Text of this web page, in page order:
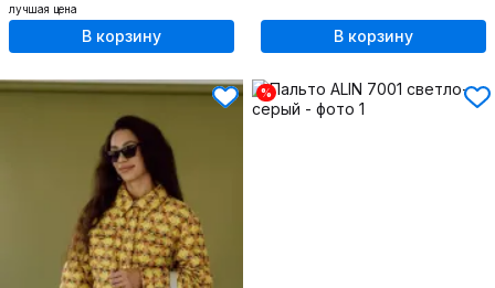
лучшая цена
В корзину В корзину
%